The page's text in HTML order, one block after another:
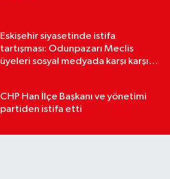
Eskişehir siyasetinde istifa
tartışması: Odunpazarı Meclis
üyeleri sosyal medyada karşı karşıya
CHP Han İlçe Başkanı ve yönetimi
partiden istifa etti